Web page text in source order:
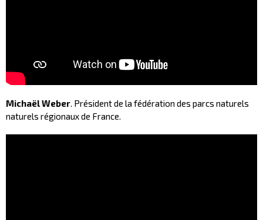
Michaël Weber. Président de la fédération des parcs naturels
naturels régionaux de France.